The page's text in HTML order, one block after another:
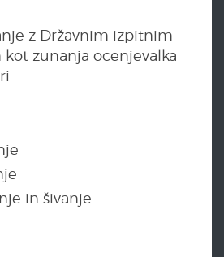
z Državnim izpitnim
zunanja ocenjevalka
in šivanje